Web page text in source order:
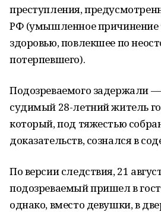
преступления,
РФ (умышленное причинение
здоровью, повлекшее по
потерпевшего).
Подозреваемого задержали
судимый 28-летний житель
который, под тяжестью
доказательств, сознался в
По версии следствия, 21
подозреваемый пришел в
однако, вместо девушки, в